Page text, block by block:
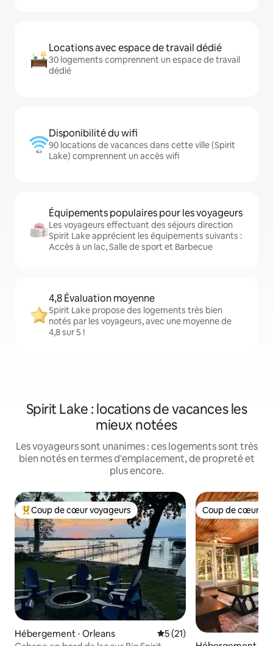
Locations avec espace de travail dédié
30 logements comprennent un espace de travail
dédié
Disponibilité du wifi
90 locations de vacances dans cette ville (Spirit
Lake) comprennent un accès wifi
Équipements populaires pour les voyageurs
Les voyageurs effectuant des séjours direction
Spirit Lake apprécient les équipements suivants :
Accès à un lac, Salle de sport et Barbecue
4,8 Évaluation moyenne
Spirit Lake propose des logements très bien
notés par les voyageurs, avec une moyenne de
4,8 sur 5 !
Spirit Lake : locations de vacances les
mieux notées
Les voyageurs sont unanimes : ces logements sont très
bien notés en termes d'emplacement, de propreté et
plus encore.
Coups de cœur voyageurs les plus appréciés
Coup de cœur voyageurs
Hébergement ⋅ Orleans Évaluation moyenne sur la
5 (21)
Coup de cœur
Coup de cœur